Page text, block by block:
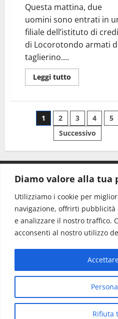
Diamo valore alla tua
Utilizziamo i cookie per
navigazione, offrirti
e analizzare il nostro traffico.
acconsenti al nostro utilizzo
Rifiuta
Questa mattina, due
uomini sono entrati in
filiale dell’istituto di
di Locorotondo armati
taglierino....
Leggi tutto
1 2 3 4
5
Successivo
Redazione:
Direttore:
Info & Commerciale:
Home News Vivere la
Il Blog del
Copyright © All rights